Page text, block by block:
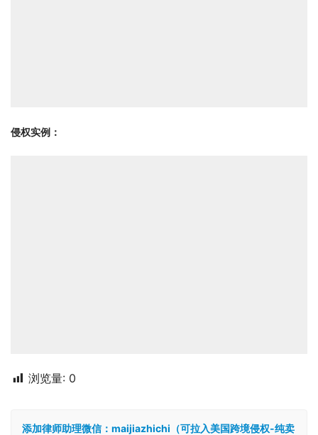
侵权实例：
浏览量: 0
添加律师助理微信：maijiazhichi（可拉入美国跨境侵权-纯卖